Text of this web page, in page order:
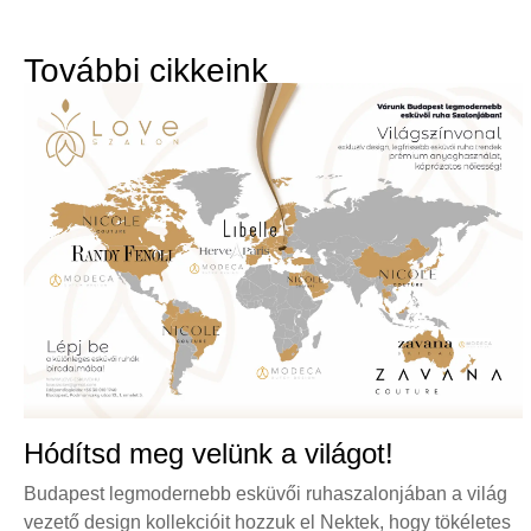
További cikkeink
Hódítsd meg velünk a világot!
Budapest legmodernebb esküvői ruhaszalonjában a világ
vezető design kollekcióit hozzuk el Nektek, hogy tökéletes